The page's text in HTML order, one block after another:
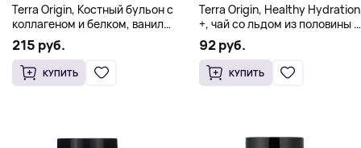
Terra Origin, Костный бульон с
коллагеном и белком, ваниль,
466 г (16,43 унции)
215 руб.
КУПИТЬ
Terra Origin, Healthy Hydration
+, чай со льдом из половины и
половины лимонада, 30
пакетиков по 5,4 г (0,19
унции)
92 руб.
КУПИТЬ